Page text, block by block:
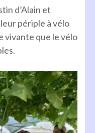
d’Alain et
périple à vélo
vivante que le vélo